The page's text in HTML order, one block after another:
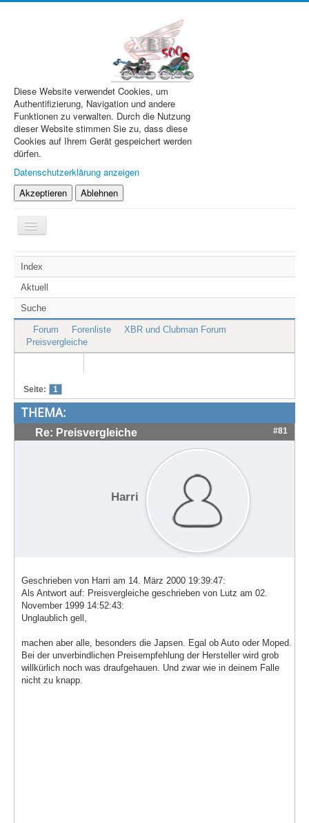
Diese Website verwendet Cookies, um
Authentifizierung, Navigation und andere
Funktionen zu verwalten. Durch die Nutzung
dieser Website stimmen Sie zu, dass diese
Cookies auf Ihrem Gerät gespeichert werden
dürfen.
Datenschutzerklärung anzeigen
Akzeptieren
Ablehnen
Navigation
an/aus
XBR.de
Technik
Forum
Treffen & Touren
Cafe-Ecke
Index
Aktuell
Suche
Forum Forenliste
XBR und Clubman Forum
Preisvergleiche
Seite: 1
THEMA:
Re: Preisvergleiche #81
Harri
Geschrieben von Harri am 14. März 2000 19:39:47:
Als Antwort auf: Preisvergleiche geschrieben von Lutz am 02.
November 1999 14:52:43:
Unglaublich gell,
machen aber alle, besonders die Japsen. Egal ob Auto oder Moped.
Bei der unverbindlichen Preisempfehlung der Hersteller wird grob
willkürlich noch was draufgehauen. Und zwar wie in deinem Falle
nicht zu knapp.